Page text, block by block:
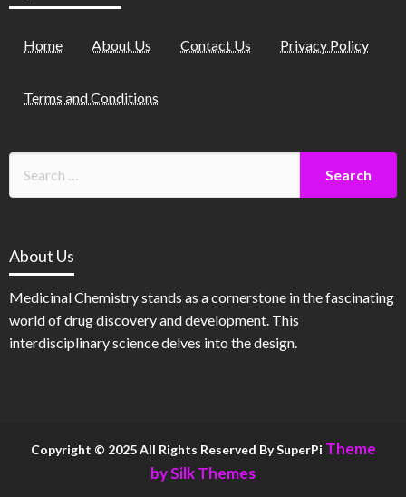
Home About Us Contact Us Privacy Policy
Terms and Conditions
About Us
Medicinal Chemistry stands as a cornerstone in the fascinating
world of drug discovery and development. This
interdisciplinary science delves into the design.
Copyright © 2025 All Rights Reserved By SuperPi Theme
by Silk Themes